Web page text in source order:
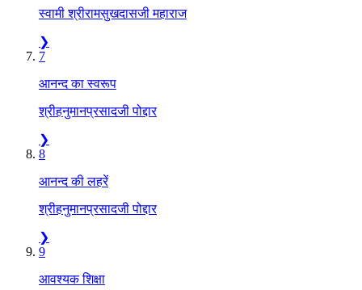
स्वामी श्रीरामसुखदासजी महाराज
❯
7
आनन्द का स्वरूप
श्रीहनुमानप्रसादजी पोद्दार
❯
8
आनन्द की लहरें
श्रीहनुमानप्रसादजी पोद्दार
❯
9
आवश्यक शिक्षा